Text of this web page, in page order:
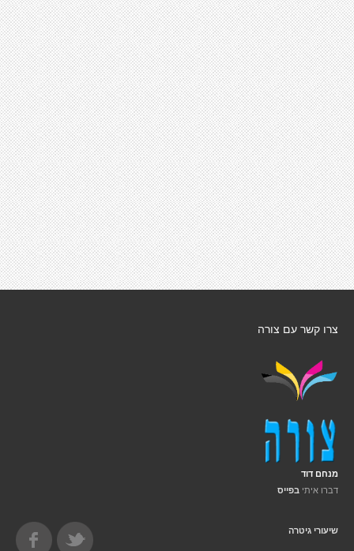
צרו קשר עם צורה
מנחם דוד
דברו איתי בפייס
שיעורי גיטרה